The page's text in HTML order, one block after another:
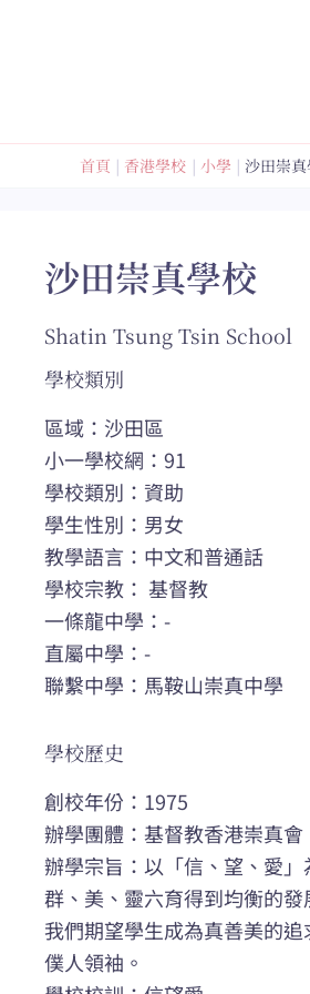
首頁 香港學校 小學 沙田崇
沙田崇真學校
Shatin Tsung Tsin School
學校類別
區域：沙田區
小一學校網：91
學校類別：資助
學生性別：男女
教學語言：中文和普通話
學校宗教： 基督教
一條龍中學：-
直屬中學：-
聯繫中學：馬鞍山崇真中學
學校歷史
創校年份：1975
辦學團體：基督教香港崇真會
辦學宗旨：以「信、望、愛
群、美、靈六育得到均衡的發
我們期望學生成為真善美的
僕人領袖。